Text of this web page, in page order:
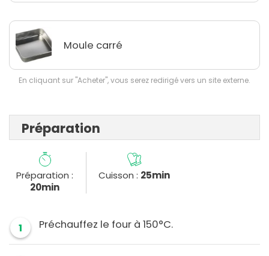
Moule carré
En cliquant sur "Acheter", vous serez redirigé vers un site externe.
Préparation
Préparation :
20min
Cuisson : 25min
1 Préchauffez le four à 150°C.